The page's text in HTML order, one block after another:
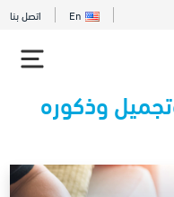
En اتصل بنا
وذكوره